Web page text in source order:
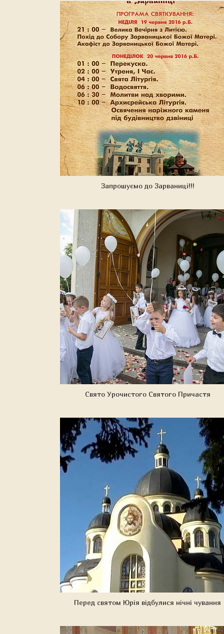
Запрошуємо до Зарваниці!!!
Свято Урочистого Святого Причастя
Перед святом Юрія відбулися нічні чування